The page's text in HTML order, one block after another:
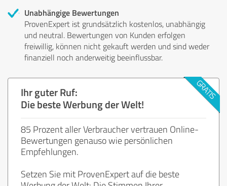
Unabhängige Bewertungen
ProvenExpert ist grundsätzlich kostenlos, unabhängig
und neutral. Bewertungen von Kunden erfolgen
freiwillig, können nicht gekauft werden und sind weder
finanziell noch anderweitig beeinflussbar.
Ihr guter Ruf:
Die beste Werbung der Welt!
85 Prozent aller Verbraucher vertrauen Online-
Bewertungen genauso wie persönlichen
Empfehlungen.
Setzen Sie mit ProvenExpert auf die beste